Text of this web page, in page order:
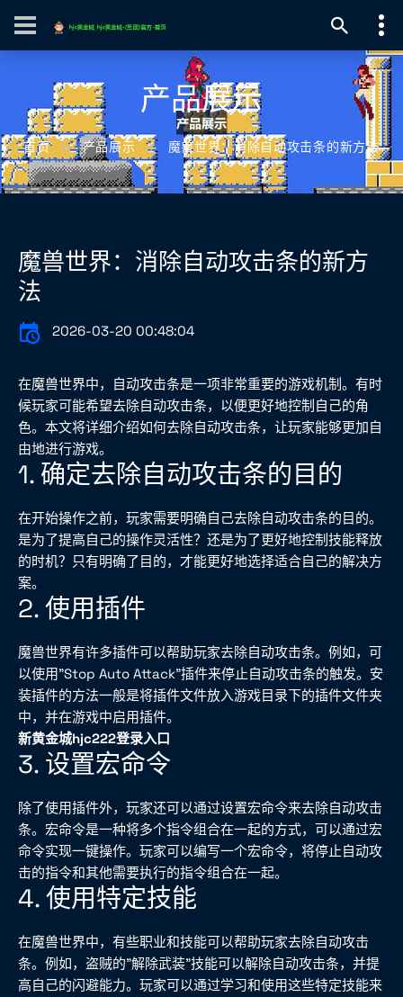
产品展示
首页 产品展示 魔兽世界：消除自动攻击条的新方法
魔兽世界：消除自动攻击条的新方
法
2026-03-20 00:48:04
在魔兽世界中，自动攻击条是一项非常重要的游戏机制。有时
候玩家可能希望去除自动攻击条，以便更好地控制自己的角
色。本文将详细介绍如何去除自动攻击条，让玩家能够更加自
由地进行游戏。
1. 确定去除自动攻击条的目的
在开始操作之前，玩家需要明确自己去除自动攻击条的目的。
是为了提高自己的操作灵活性？还是为了更好地控制技能释放
的时机？只有明确了目的，才能更好地选择适合自己的解决方
案。
2. 使用插件
魔兽世界有许多插件可以帮助玩家去除自动攻击条。例如，可
以使用"Stop Auto Attack"插件来停止自动攻击条的触发。安
装插件的方法一般是将插件文件放入游戏目录下的插件文件夹
中，并在游戏中启用插件。
新黄金城hjc222登录入口
3. 设置宏命令
除了使用插件外，玩家还可以通过设置宏命令来去除自动攻击
条。宏命令是一种将多个指令组合在一起的方式，可以通过宏
命令实现一键操作。玩家可以编写一个宏命令，将停止自动攻
击的指令和其他需要执行的指令组合在一起。
4. 使用特定技能
在魔兽世界中，有些职业和技能可以帮助玩家去除自动攻击
条。例如，盗贼的"解除武装"技能可以解除自动攻击条，并提
高自己的闪避能力。玩家可以通过学习和使用这些特定技能来